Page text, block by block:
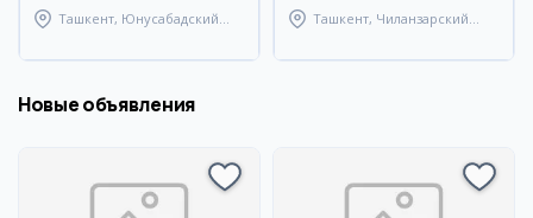
Ташкент, Юнусабадский
Ташкент, Чиланзарский
Новые объявления